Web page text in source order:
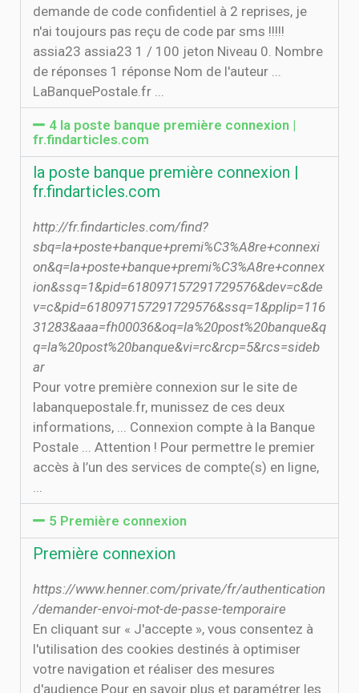
demande de code confidentiel à 2 reprises, je
n'ai toujours pas reçu de code par sms !!!!!
assia23 assia23 1 / 100 jeton Niveau 0. Nombre
de réponses 1 réponse Nom de l'auteur ...
LaBanquePostale.fr ...
4 la poste banque première connexion |
fr.findarticles.com
la poste banque première connexion |
fr.findarticles.com
http://fr.findarticles.com/find?
sbq=la+poste+banque+premi%C3%A8re+connexi
on&q=la+poste+banque+premi%C3%A8re+connex
ion&ssq=1&pid=618097157291729576&dev=c&de
v=c&pid=618097157291729576&ssq=1&pplip=116
31283&aaa=fh00036&oq=la%20post%20banque&q
q=la%20post%20banque&vi=rc&rcp=5&rcs=sideb
ar
Pour votre première connexion sur le site de
labanquepostale.fr, munissez de ces deux
informations, ... Connexion compte à la Banque
Postale ... Attention ! Pour permettre le premier
accès à l’un des services de compte(s) en ligne,
...
5 Première connexion
Première connexion
https://www.henner.com/private/fr/authentication
/demander-envoi-mot-de-passe-temporaire
En cliquant sur « J'accepte », vous consentez à
l'utilisation des cookies destinés à optimiser
votre navigation et réaliser des mesures
d'audience Pour en savoir plus et paramétrer les